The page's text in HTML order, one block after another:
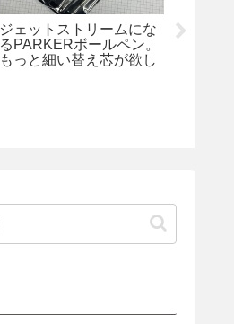
ジェットストリームにな
るPARKERボールペン。
もっと細い替え芯が欲し